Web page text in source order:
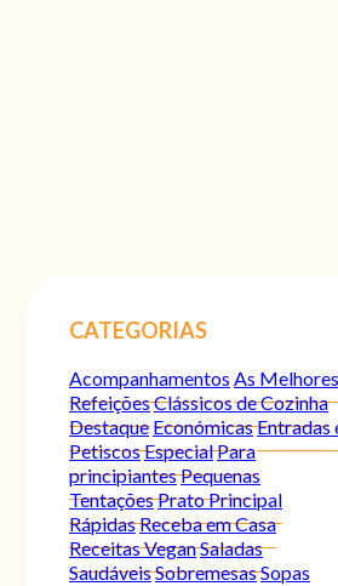
CATEGORIAS
Acompanhamentos As Melhores
RefeiçõesClássicos de Cozinha
Destaque EconómicasEntradas
PetiscosEspecialPara
principiantesPequenas
TentaçõesPrato Principal
RápidasReceba em Casa
Receitas VeganSaladas
SaudáveisSobremesasSopas